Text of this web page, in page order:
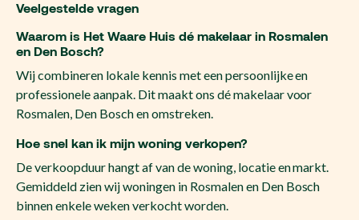
Veelgestelde vragen
Waarom is Het Waare Huis dé makelaar in Rosmalen
en Den Bosch?
Wij combineren lokale kennis met een persoonlijke en
professionele aanpak. Dit maakt ons dé makelaar voor
Rosmalen, Den Bosch en omstreken.
Hoe snel kan ik mijn woning verkopen?
De verkoopduur hangt af van de woning, locatie en markt.
Gemiddeld zien wij woningen in Rosmalen en Den Bosch
binnen enkele weken verkocht worden.